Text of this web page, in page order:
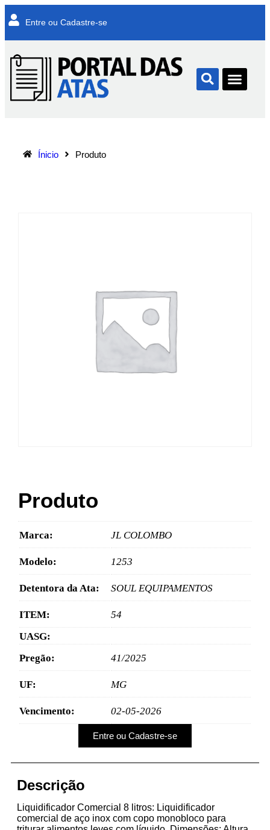
Entre ou Cadastre-se
Ínicio Produto
Produto
Marca: JL COLOMBO
Modelo: 1253
Detentora da Ata: SOUL EQUIPAMENTOS
ITEM:
54
UASG:
Pregão:
41/2025
UF: MG
Vencimento: 02-05-2026
Entre ou Cadastre-se
Descrição
Liquidificador Comercial 8 litros: Liquidificador
comercial de aço inox com copo monobloco para